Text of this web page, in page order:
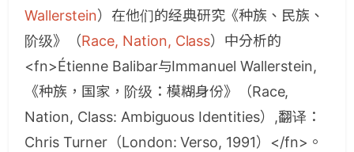
Wallerstein）在他们的经典研究《种族、民族、
阶级》（Race, Nation, Class）中分析的
<fn>Étienne Balibar与Immanuel Wallerstein,
《种族，国家，阶级：模糊身份》（Race,
Nation, Class: Ambiguous Identities）,翻译：
Chris Turner（London: Verso, 1991）</fn>。